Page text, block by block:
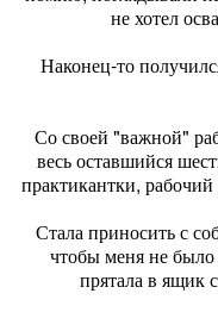
не хотел
Наконец-то
Со своей "важной"
весь оставшийся
практикантки, рабочий
Стала приносить с
чтобы меня не
прятала в ящик